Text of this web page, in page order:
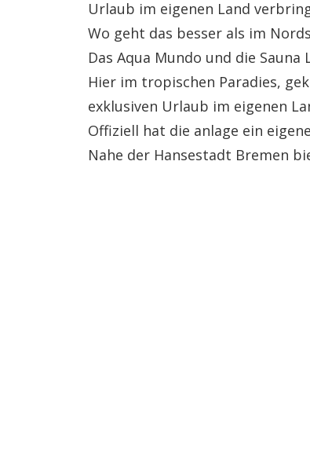
Urlaub im eigenen Land
Wo geht das besser als im
Das Aqua Mundo und die
Hier im tropischen Paradies,
exklusiven Urlaub im eigenen
Offiziell hat die anlage ein
Nahe der Hansestadt Bremen